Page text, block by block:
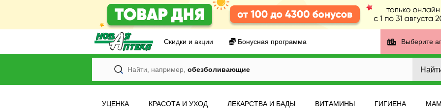
Скидки и акции Бонусная программа Выберите
Найти, например, обезболивающие
УЦЕНКА КРАСОТА И УХОД ЛЕКАРСТВА И БАДЫ ВИТАМИНЫ ГИГИЕНА